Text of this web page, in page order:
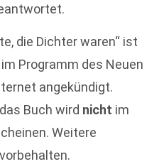
die Dichter waren“ ist
Programm des Neuen
angekündigt.
Buch wird nicht im
Weitere